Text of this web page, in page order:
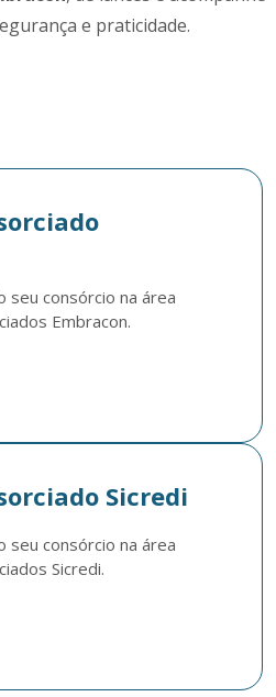
e praticidade.
seu consórcio na área
Embracon.
Sicredi
seu consórcio na área
Sicredi.